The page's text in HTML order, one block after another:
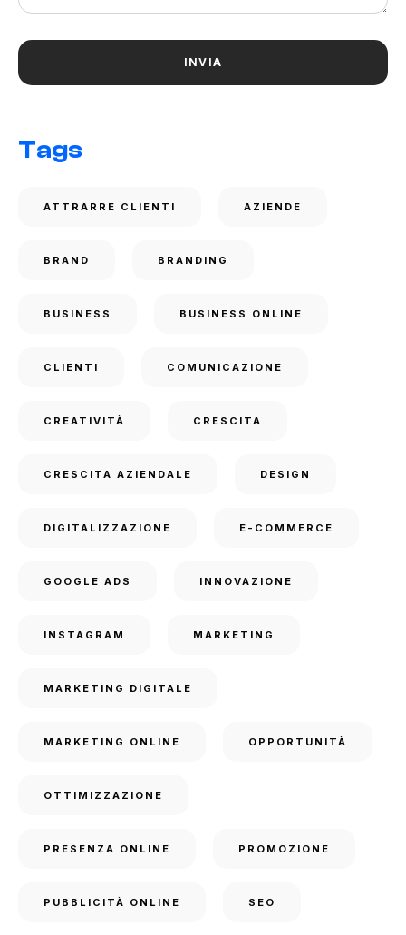
Tags
ATTRARRE CLIENTI AZIENDE
BRAND BRANDING
BUSINESS BUSINESS ONLINE
CLIENTI COMUNICAZIONE
CREATIVITÀ CRESCITA
CRESCITA AZIENDALE DESIGN
DIGITALIZZAZIONE E-COMMERCE
GOOGLE ADS INNOVAZIONE
INSTAGRAM MARKETING
MARKETING DIGITALE
MARKETING ONLINE OPPORTUNITÀ
OTTIMIZZAZIONE
PRESENZA ONLINE PROMOZIONE
PUBBLICITÀ ONLINE SEO